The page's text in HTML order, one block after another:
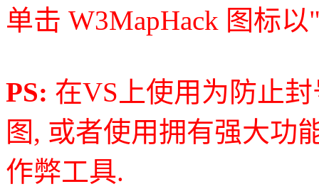
单击 W3MapHack 图标
PS: 在VS上使用为防止
图, 或者使用拥有强大功
作弊工具.